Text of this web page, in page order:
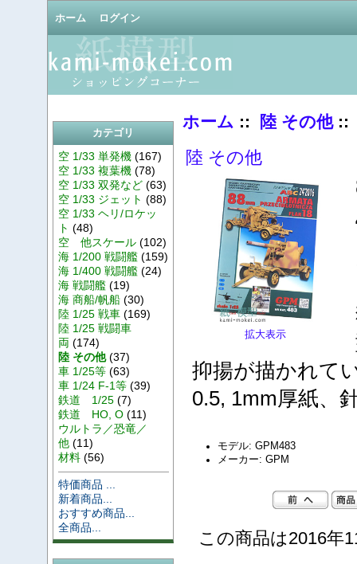
ホーム ログイン
カテゴリ
空 1/33 単発機(167)
空 1/33 複葉機(78)
空 1/33 双発など(63)
空 1/33 ジェット (88)
空 1/33 ヘリ/ロケッ
ト (48)
空 他スケール(102)
海 1/200 戦闘艦(159)
海 1/400 戦闘艦(24)
海 戦闘艦(19)
海 商船/帆船(30)
陸 1/25 戦車(169)
陸 1/25 戦闘車
両 (174)
陸 その他(37)
車 1/25等(63)
車 1/24 F-1等(39)
鉄道 1/25(7)
鉄道 HO, O(11)
ウルトラ／恐竜／
他(11)
材料(56)
特価商品 ...
新着商品...
おすすめ商品...
全商品...
ホーム :: 陸 その他::
陸 その他
拡大表示
抑揚が描かれて
0.5, 1mm厚紙、
モデル: GPM483
メーカー: GPM
この商品は2016年